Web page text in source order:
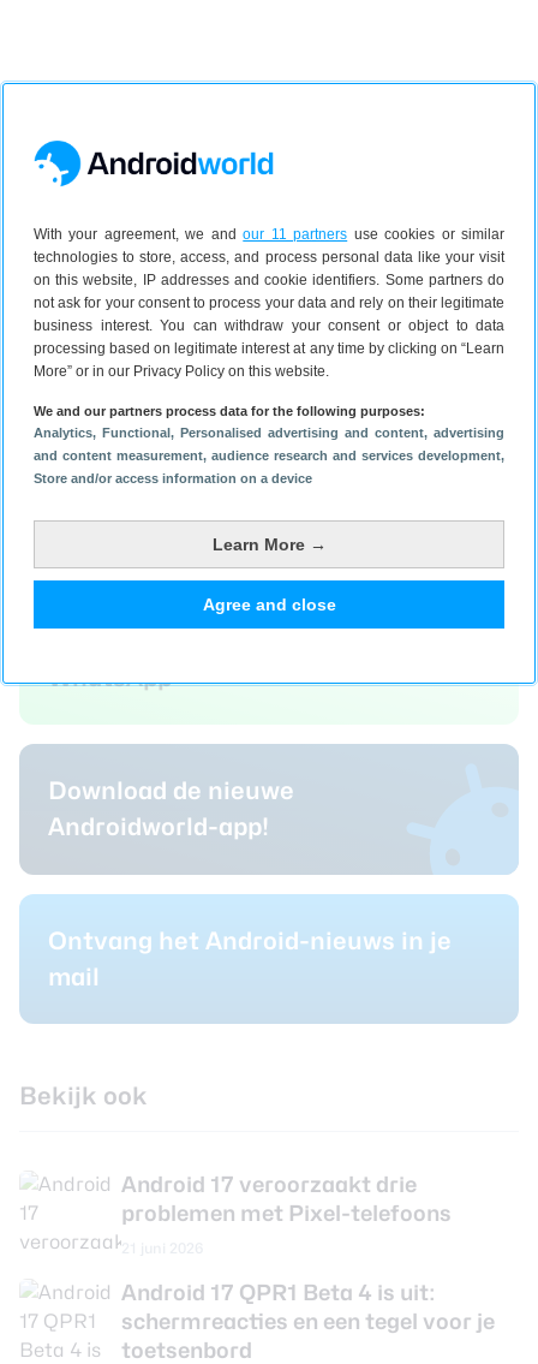
With your agreement, we andour 11 partners use cookies or similar
technologies to store, access, and process personal data like your visit
on this website, IP addresses and cookie identifiers. Some partners do
not ask for your consent to process your data and rely on their legitimate
business interest. You can withdraw your consent or object to data
processing based on legitimate interest at any time by clicking on “Learn
More” or in our Privacy Policy on this website.
We and our partners process data for the following purposes:
Analytics, Functional , Personalised advertising and content, advertising
and content measurement, audience research and services development,
Store and/or access information on a device
Learn More →
Agree and close
Lees meer over
Android 15 Google Google Pixel 9
Op de hoogte blijven?
WhatsApp
Download de nieuwe
Androidworld-app!
Ontvang het Android-nieuws in je
mail
Bekijk ook
Android 17 veroorzaakt drie
problemen met Pixel-telefoons
Android 17 QPR1 Beta 4 is uit:
schermreacties en een tegel voor je
toetsenbord